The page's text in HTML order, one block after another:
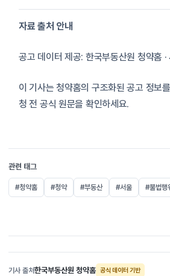
자료 출처 안내
공고 데이터 제공: 한국부동산원 청약홈
이 기사는 청약홈의 구조화된 공고 정보
청 전 공식 원문을 확인하세요.
관련 태그
#청약홈 #청약 #부동산 #서울
#불법행
기사 출처한국부동산원 청약홈 공식 데이터 기반